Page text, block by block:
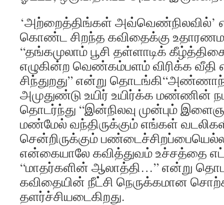
‘அற்றைத்திங்கள் அவ்வெண்நிலவில்’
கொண்ட சிறந்த கவிதைக்கு
“தங்கமுலாம் பூசி தள்ளாடிக்
எழுகின்ற வெண்கம்பளம் விரிக்க வீதி
சிந்துறது” என்று
அமுதுண்டு உயிர் உயிர்க்க மண்ணின்
தொடர்ந்து “இன்நிலவு முன்பும்
மண்மேல் வந்திருக்கும் எங்கள்
சென்றிருக்கும்
என்கையாலே கவித்துவம் உச்சத்தை
“மாதர்களின் ஆலாத்தி…” என்று
கவிதையின் நீட்சி நெருக்கமான
தளர்ச்சியடைகிறது.